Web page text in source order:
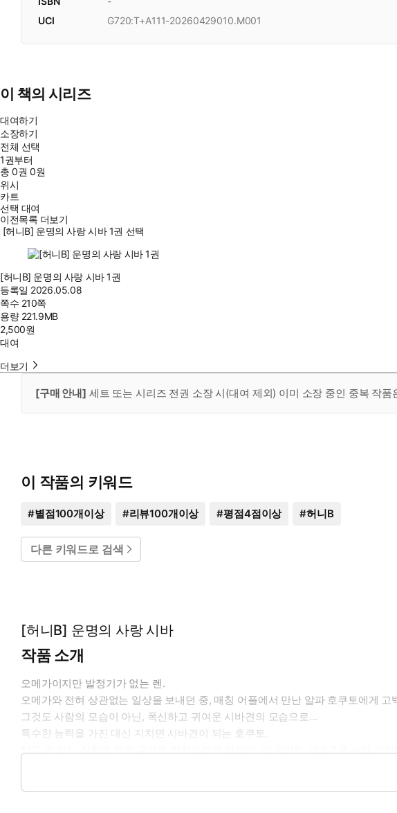
UCI
G720:T+A111-20260429010.M001
이 책의 시리즈
대여하기
소장하기
전체 선택
1권부터
총0권 0원
위시
카트
선택 대여
이전목록 더보기
[허니B] 운명의 사랑 시바 1권 선택
[허니B] 운명의 사랑 시바 1권
등록일 2026.05.08
쪽수 210쪽
용량 221.9MB
2,500원
대여
더보기
[구매 안내] 세트 또는 시리즈 전권 소장 시(대여 제외) 이미 소장 중인 중복 작
이 작품의 키워드
#별점100개이상 #리뷰100개이상 #평점4점이상 #허니B
다른 키워드로 검색
[허니B] 운명의 사랑 시바
작품 소개
오메가이지만 발정기가 없는 렌.
오메가와 전혀 상관없는 일상을 보내던 중, 매칭 어플에서 만난 알파 호쿠토에게 고
그것도 사람의 모습이 아닌, 폭신하고 귀여운 시바견의 모습으로…
특수한 능력을 가진 대신 지치면 시바견이 되는 호쿠토.
말도 안 되는 상황에 렌은 고백을 거절하려고 하지만, 이 귀여운 시바견을 누가 거